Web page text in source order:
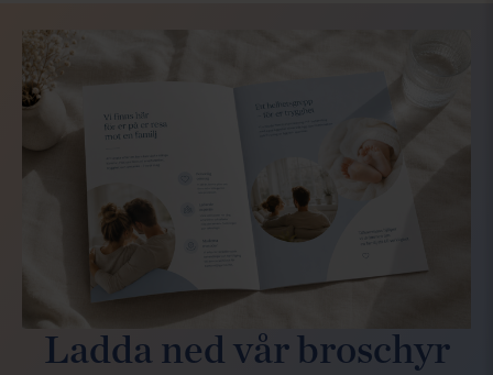
Missade möten
Ytterligare medicinkostnader och
anteckningar
Äggdonationsbehandling
Allmänna villkor
Ladda ned vår broschyr